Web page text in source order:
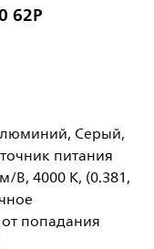
62P
Серый,
питания
В, 4000 K, (0.381,
попадания